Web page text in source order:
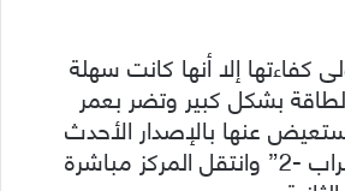
كفاءتها إلا أنها كانت سهلة
بشكل كبير وتضر بعمر
عنها بالإصدار الأحدث
والأكثر ديمومة “سراب -2” وانتقل المركز مباشرة